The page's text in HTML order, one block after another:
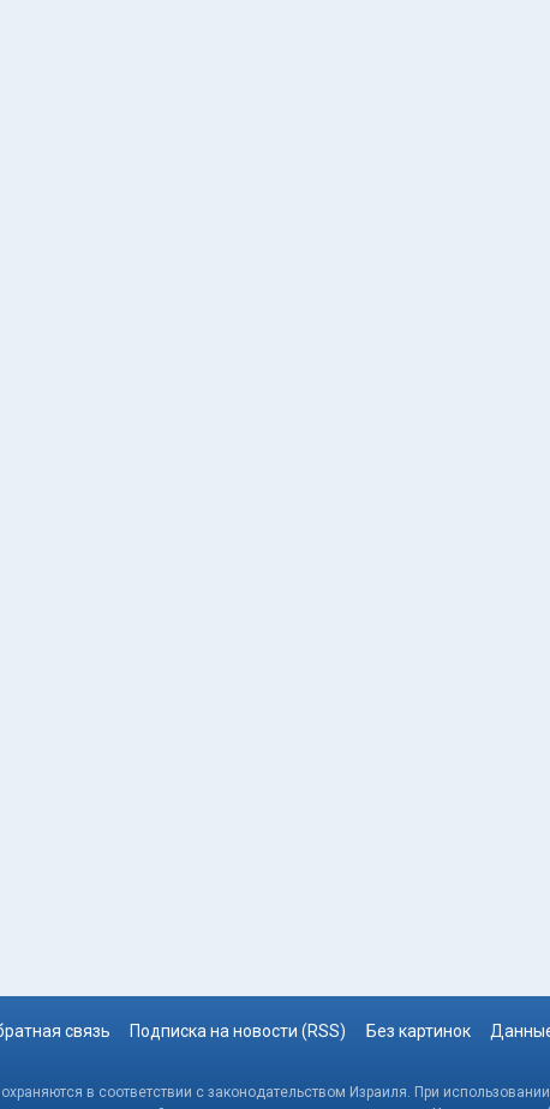
связь Подписка на новости (RSS) Без картинок
в соответствии с законодательством Израиля. При